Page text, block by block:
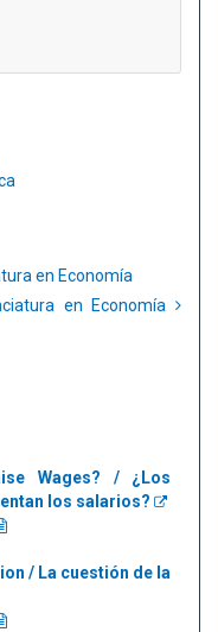
en Economía
en Economía
Wages? / ¿Los
los salarios?
/ La cuestión de la